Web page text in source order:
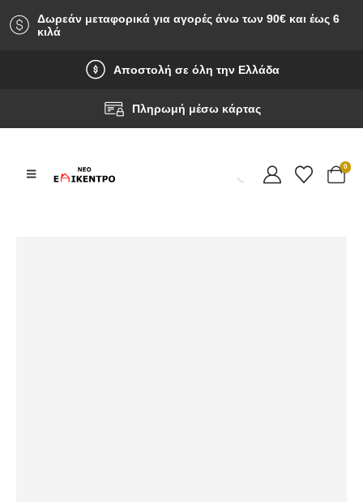
Δωρεάν μεταφορικά για αγορές άνω των 90‎€ και έως 6
κιλά
Αποστολή σε όλη την Ελλάδα
Πληρωμή μέσω κάρτας
0